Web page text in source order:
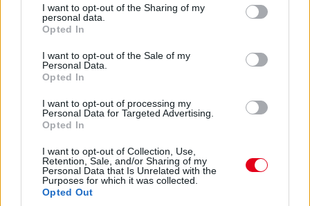
not limited to your visit or usage behaviour. You may click to
grant or deny consent to Google and its third-party tags to
use your data for below specified purposes in below Google
consent section.
I want to opt-out of the Sharing of my
personal data.
Opted In
I want to opt-out of the Sale of my
Personal Data.
Opted In
I want to opt-out of processing my
Personal Data for Targeted Advertising.
Opted In
I want to opt-out of Collection, Use,
Retention, Sale, and/or Sharing of my
Personal Data that Is Unrelated with the
Purposes for which it was collected.
Opted Out
meg fogja nyerni a kategóriát.
Kulcsfontosságú pillanat: egy körrel Kubica után
bokszban a #6-os és bokszban az #50-es! Mindkettő tankolt,
Kubica viszont előttük frissebb gumin!
Kubica hozza az autót az utolsó kiállásra! Kereket
cserélnek a #83-ason, de Kubica marad az autóban. A #6-os
és az #50-es a következő körben jön, az #51-es később.